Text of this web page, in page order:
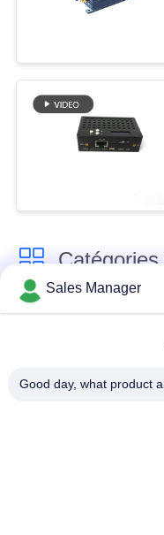
Émetteur de vidéo de
émetteur de radio de
Sales Manager
Good day, what product